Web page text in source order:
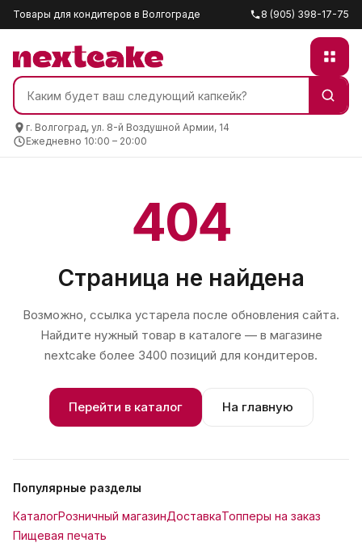
Товары для кондитеров в Волгограде 8 (905) 398-17-75
г. Волгоград, ул. 8-й Воздушной Армии, 14
Ежедневно 10:00 – 20:00
404
Страница не найдена
Возможно, ссылка устарела после обновления сайта.
Найдите нужный товар в каталоге — в магазине
nextcake более 3400 позиций для кондитеров.
Перейти в каталог На главную
Популярные разделы
КаталогРозничный магазинДоставкаТопперы на заказ
Пищевая печать